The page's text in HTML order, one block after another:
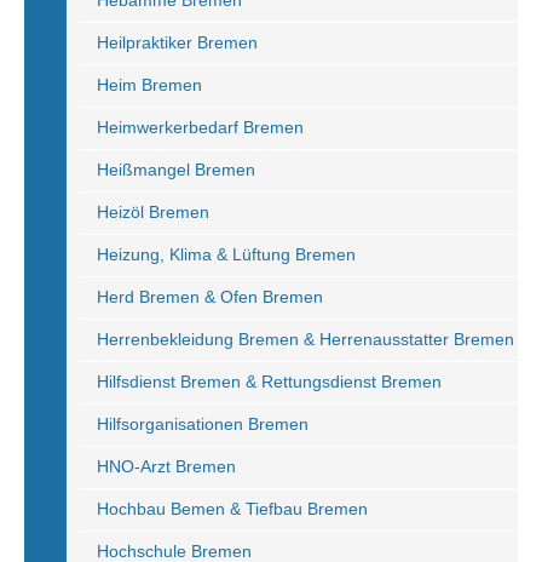
Heilpraktiker Bremen
Heim Bremen
Heimwerkerbedarf Bremen
Heißmangel Bremen
Heizöl Bremen
Heizung, Klima & Lüftung Bremen
Herd Bremen & Ofen Bremen
Herrenbekleidung Bremen & Herrenausstatter Bremen
Hilfsdienst Bremen & Rettungsdienst Bremen
Hilfsorganisationen Bremen
HNO-Arzt Bremen
Hochbau Bemen & Tiefbau Bremen
Hochschule Bremen